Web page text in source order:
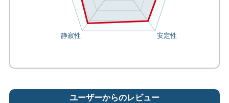
ユーザーからのレビュー